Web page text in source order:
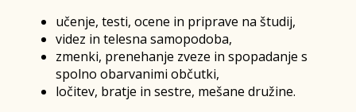
učenje, testi, ocene in priprave na študij,
videz in telesna samopodoba,
zmenki, prenehanje zveze in spopadanje s
spolno obarvanimi občutki,
ločitev, bratje in sestre, mešane družine.